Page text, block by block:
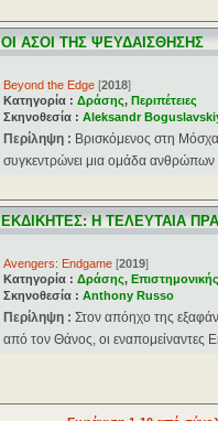
ΟΙ ΑΣΟΙ ΤΗΣ ΨΕΥΔΑΙΣΘΗΣΗΣ
Beyond the Edge [2018]
Κατηγορία : Δράσης, Περιπέτειες
Σκηνοθεσία : Aleksandr
Περίληψη : Βρισκόμενος στη
συγκεντρώνει μια ομάδα ανθρώπων
ΕΚΔΙΚΗΤΕΣ: Η ΤΕΛΕΥΤΑΙΑ
Avengers: Endgame [2019]
Κατηγορία : Δράσης,
Σκηνοθεσία : Anthony Russo
Περίληψη : Στον απόηχο της
από τον Θάνος, οι εναπομείναντες